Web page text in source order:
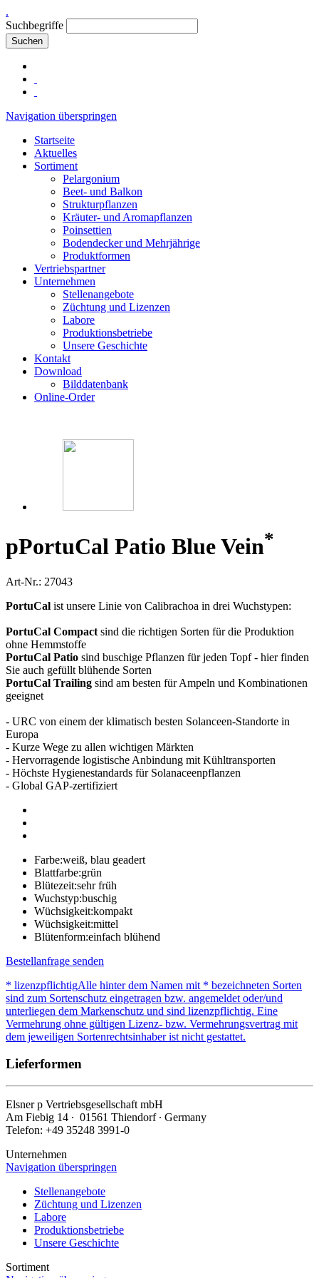
.
Suchbegriffe
Suchen
Navigation überspringen
Startseite
Aktuelles
Sortiment
Pelargonium
Beet- und Balkon
Strukturpflanzen
Kräuter- und Aromapflanzen
Poinsettien
Bodendecker und Mehrjährige
Produktformen
Vertriebspartner
Unternehmen
Stellenangebote
Züchtung und Lizenzen
Labore
Produktionsbetriebe
Unsere Geschichte
Kontakt
Download
Bilddatenbank
Online-Order
pPortuCal Patio Blue Vein*
Art-Nr.: 27043
PortuCal ist unsere Linie von Calibrachoa in drei Wuchstypen:
PortuCal Compact sind die richtigen Sorten für die Produktion
ohne Hemmstoffe
PortuCal Patio sind buschige Pflanzen für jeden Topf - hier finden
Sie auch gefüllt blühende Sorten
PortuCal Trailing sind am besten für Ampeln und Kombinationen
geeignet
- URC von einem der klimatisch besten Solanceen-Standorte in
Europa
- Kurze Wege zu allen wichtigen Märkten
- Hervorragende logistische Anbindung mit Kühltransporten
- Höchste Hygienestandards für Solanaceenpflanzen
- Global GAP-zertifiziert
Farbe:weiß, blau geadert
Blattfarbe:grün
Blütezeit:sehr früh
Wuchstyp:buschig
Wüchsigkeit:kompakt
Wüchsigkeit:mittel
Blütenform:einfach blühend
Bestellanfrage senden
* lizenzpflichtigAlle hinter dem Namen mit * bezeichneten Sorten
sind zum Sortenschutz eingetragen bzw. angemeldet oder/und
unterliegen dem Markenschutz und sind lizenzpflichtig. Eine
Vermehrung ohne gültigen Lizenz- bzw. Vermehrungsvertrag mit
dem jeweiligen Sortenrechtsinhaber ist nicht gestattet.
Lieferformen
Elsnerp Vertriebsgesellschaft mbH
Am Fiebig 14 ∙ 01561 Thiendorf ∙ Germany
Telefon: +49 35248 3991-0
Unternehmen
Navigation überspringen
Stellenangebote
Züchtung und Lizenzen
Labore
Produktionsbetriebe
Unsere Geschichte
Sortiment